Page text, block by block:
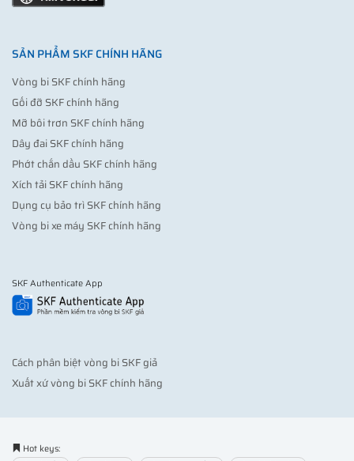
SẢN PHẨM SKF CHÍNH HÃNG
Vòng bi SKF chính hãng
Gối đỡ SKF chính hãng
Mỡ bôi trơn SKF chính hãng
Dây đai SKF chính hãng
Phớt chắn dầu SKF chính hãng
Xích tải SKF chính hãng
Dụng cụ bảo trì SKF chính hãng
Vòng bi xe máy SKF chính hãng
SKF Authenticate App
Cách phân biệt vòng bi SKF giả
Xuất xứ vòng bi SKF chính hãng
Hot keys: